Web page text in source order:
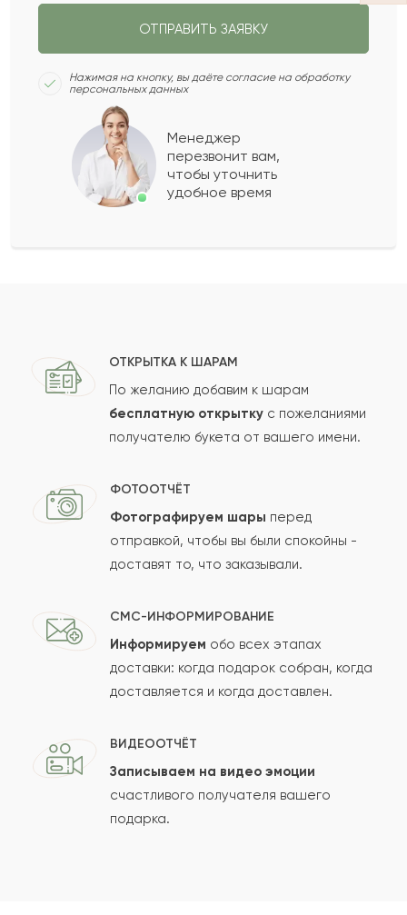
СЛЕДУЮЩИЙ ВОПРОС
ОТПРАВИТЬ ЗАЯВКУ
Нажимая на кнопку, вы даёте согласие на обработку
персональных данных
Менеджер
перезвонит вам,
чтобы уточнить
удобное время
ОТКРЫТКА К ШАРАМ
По желанию добавим к шарам
бесплатную открытку с пожеланиями
получателю букета от вашего имени.
ФОТООТЧЁТ
Фотографируем шары перед
отправкой, чтобы вы были спокойны -
доставят то, что заказывали.
СМС-ИНФОРМИРОВАНИЕ
Информируем обо всех этапах
доставки: когда подарок собран, когда
доставляется и когда доставлен.
ВИДЕООТЧЁТ
Записываем на видео эмоции
счастливого получателя вашего
подарка.